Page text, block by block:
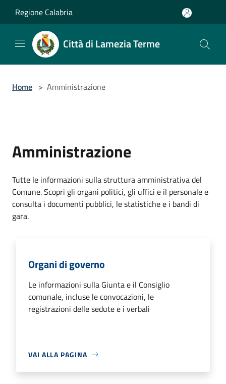
Regione Calabria
Città di Lamezia Terme
Home > Amministrazione
Amministrazione
Tutte le informazioni sulla struttura amministrativa del
Comune. Scopri gli organi politici, gli uffici e il personale e
consulta i documenti pubblici, le statistiche e i bandi di
gara.
Organi di governo
Le informazioni sulla Giunta e il Consiglio
comunale, incluse le convocazioni, le
registrazioni delle sedute e i verbali
VAI ALLA PAGINA